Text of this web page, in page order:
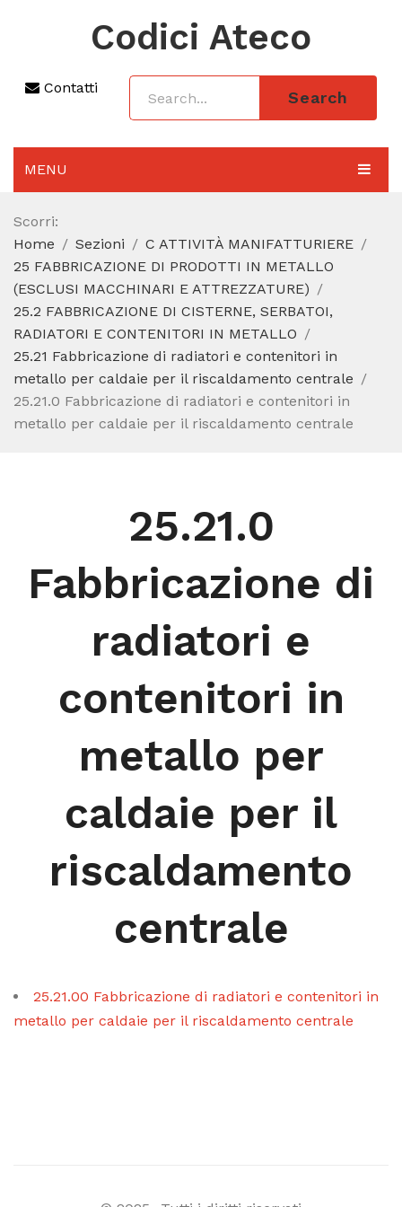
Codici Ateco
Contatti
Search
MENU
AGGIORNAMENTO 2025
SEZIONI
CODICE ATECO A COSA SERVE
CODICE FISCALE
Scorri:
Home
Sezioni
C ATTIVITÀ MANIFATTURIERE
25 FABBRICAZIONE DI PRODOTTI IN METALLO
(ESCLUSI MACCHINARI E ATTREZZATURE)
25.2 FABBRICAZIONE DI CISTERNE, SERBATOI,
RADIATORI E CONTENITORI IN METALLO
25.21 Fabbricazione di radiatori e contenitori in
metallo per caldaie per il riscaldamento centrale
25.21.0 Fabbricazione di radiatori e contenitori in
metallo per caldaie per il riscaldamento centrale
25.21.0
Fabbricazione di
radiatori e
contenitori in
metallo per
caldaie per il
riscaldamento
centrale
25.21.00 Fabbricazione di radiatori e contenitori in
metallo per caldaie per il riscaldamento centrale